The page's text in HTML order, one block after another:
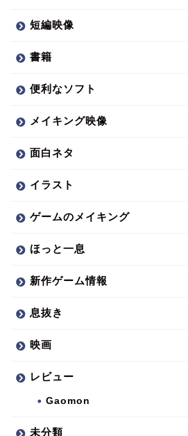
短編映像
書籍
便利なソフト
メイキング映像
面白ネタ
イラスト
ゲームのメイキング
ほっと一息
新作ゲーム情報
息抜き
映画
レビュー
Gaomon
未分類